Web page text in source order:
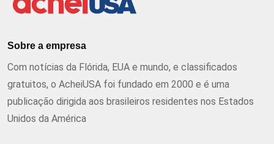
Sobre a empresa
Com notícias da Flórida, EUA e mundo, e classificados
gratuitos, o AcheiUSA foi fundado em 2000 e é uma
publicação dirigida aos brasileiros residentes nos Estados
Unidos da América